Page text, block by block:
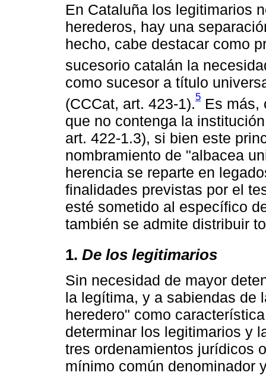
En Cataluña los legitimarios
herederos, hay una
hecho, cabe destacar como
sucesorio catalán la
como sucesor a título
(CCCat, art. 423-1).5 Es más,
que no contenga la
art. 422-1.3), si bien este
nombramiento de "albacea
herencia se reparte en
finalidades previstas por el
esté sometido al específico
también se admite distribuir
1. De los legitimarios
Sin necesidad de mayor
la legítima, y a sabiendas de
heredero" como
determinar los legitimarios y
tres ordenamientos jurídicos
mínimo común denominador